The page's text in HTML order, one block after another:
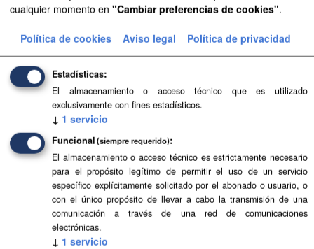
Aprobación Definitiva...
Aprobación Definitiva...
Aprobación Definitiva...
Aprobación Definitiva...
Aprobación Definitiva...
Aprobación Definitiva...
Aprobación Definitiva...
cualquier momento en "Cambiar preferencias de cookies".
Política de cookies Aviso legal Política de privacidad
Estadísticas
El almacenamiento o acceso técnico que es utilizado
exclusivamente con fines estadísticos.
↓ 1 servicio
Funcional (siempre requerido)
El almacenamiento o acceso técnico es estrictamente necesario
para el propósito legítimo de permitir el uso de un servicio
específico explícitamente solicitado por el abonado o usuario, o
con el único propósito de llevar a cabo la transmisión de una
comunicación a través de una red de comunicaciones
electrónicas.
↓ 1 servicio